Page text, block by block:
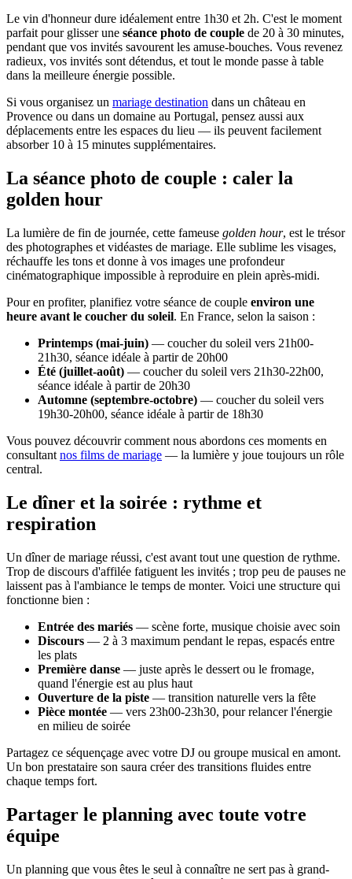
Le vin d'honneur dure idéalement entre 1h30 et 2h. C'est le moment
parfait pour glisser une séance photo de couple de 20 à 30 minutes,
pendant que vos invités savourent les amuse-bouches. Vous revenez
radieux, vos invités sont détendus, et tout le monde passe à table
dans la meilleure énergie possible.
Si vous organisez un mariage destination dans un château en
Provence ou dans un domaine au Portugal, pensez aussi aux
déplacements entre les espaces du lieu — ils peuvent facilement
absorber 10 à 15 minutes supplémentaires.
La séance photo de couple : caler la
golden hour
La lumière de fin de journée, cette fameuse golden hour, est le trésor
des photographes et vidéastes de mariage. Elle sublime les visages,
réchauffe les tons et donne à vos images une profondeur
cinématographique impossible à reproduire en plein après-midi.
Pour en profiter, planifiez votre séance de couple environ une
heure avant le coucher du soleil. En France, selon la saison :
Printemps (mai-juin) — coucher du soleil vers 21h00-
21h30, séance idéale à partir de 20h00
Été (juillet-août) — coucher du soleil vers 21h30-22h00,
séance idéale à partir de 20h30
Automne (septembre-octobre) — coucher du soleil vers
19h30-20h00, séance idéale à partir de 18h30
Vous pouvez découvrir comment nous abordons ces moments en
consultant nos films de mariage — la lumière y joue toujours un rôle
central.
Le dîner et la soirée : rythme et
respiration
Un dîner de mariage réussi, c'est avant tout une question de rythme.
Trop de discours d'affilée fatiguent les invités ; trop peu de pauses ne
laissent pas à l'ambiance le temps de monter. Voici une structure qui
fonctionne bien :
Entrée des mariés — scène forte, musique choisie avec soin
Discours — 2 à 3 maximum pendant le repas, espacés entre
les plats
Première danse — juste après le dessert ou le fromage,
quand l'énergie est au plus haut
Ouverture de la piste — transition naturelle vers la fête
Pièce montée — vers 23h00-23h30, pour relancer l'énergie
en milieu de soirée
Partagez ce séquençage avec votre DJ ou groupe musical en amont.
Un bon prestataire son saura créer des transitions fluides entre
chaque temps fort.
Partager le planning avec toute votre
équipe
Un planning que vous êtes le seul à connaître ne sert pas à grand-